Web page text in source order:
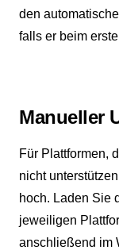
den
falls er beim
Manueller
Für Plattformen,
nicht
hoch. Laden Sie
jeweiligen
anschließend im